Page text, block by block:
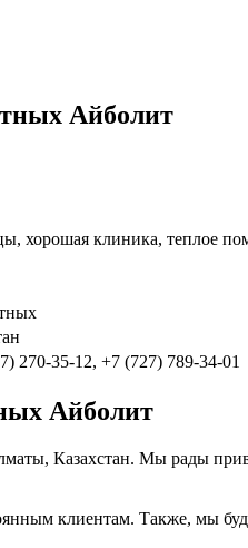
Айболит
хорошая клиника, теплое
270-35-12, +7 (727) 789-34-01
Айболит
Казахстан. Мы рады
клиентам. Также, мы